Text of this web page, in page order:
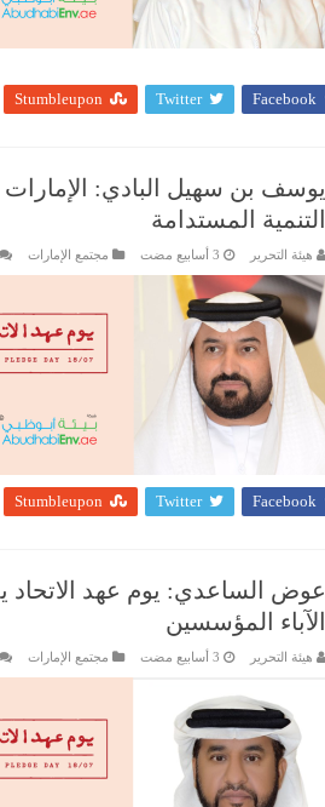
Facebook
Twitter
Stumbleupon
يوسف بن سهيل البادي:
التنمية المستدامة
هيئة التحرير مجتمع الإمارات
Facebook
Twitter
Stumbleupon
عوض الساعدي: يوم عهد
الآباء المؤسسين
هيئة التحرير مجتمع الإمارات